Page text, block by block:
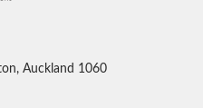
Auckland 1060